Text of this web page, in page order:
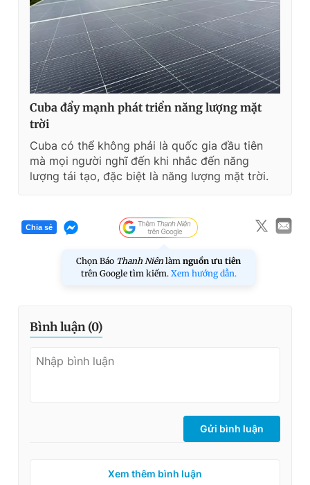
Cuba đẩy mạnh phát triển năng lượng mặt
trời
Cuba có thể không phải là quốc gia đầu tiên
mà mọi người nghĩ đến khi nhắc đến năng
lượng tái tạo, đặc biệt là năng lượng mặt trời.
Chia sẻ
Chọn Báo Thanh Niên làm nguồn ưu tiên
trên Google tìm kiếm. Xem hướng dẫn.
Bình luận (0)
Gửi bình luận
Xem thêm bình luận